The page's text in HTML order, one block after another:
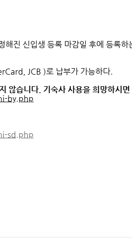
진 신입생 등록 마감일 후에 등록
JCB )로 납부가 가능하다.
않습니다. 기숙사 사용을 희망하시
by.php
sd.php